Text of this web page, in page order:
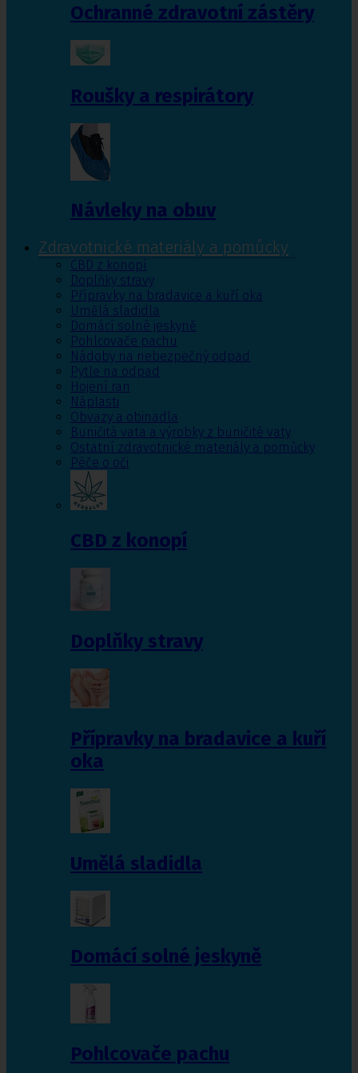
Ochranné zdravotní zástěry
Roušky a respirátory
Návleky na obuv
Zdravotnické materiály a pomůcky
CBD z konopí
Doplňky stravy
Přípravky na bradavice a kuří oka
Umělá sladidla
Domácí solné jeskyně
Pohlcovače pachu
Nádoby na nebezpečný odpad
Pytle na odpad
Hojení ran
Náplasti
Obvazy a obinadla
Buničitá vata a výrobky z buničité vaty
Ostatní zdravotnické materiály a pomůcky
Péče o oči
CBD z konopí
Doplňky stravy
Přípravky na bradavice a kuří
oka
Umělá sladidla
Domácí solné jeskyně
Pohlcovače pachu